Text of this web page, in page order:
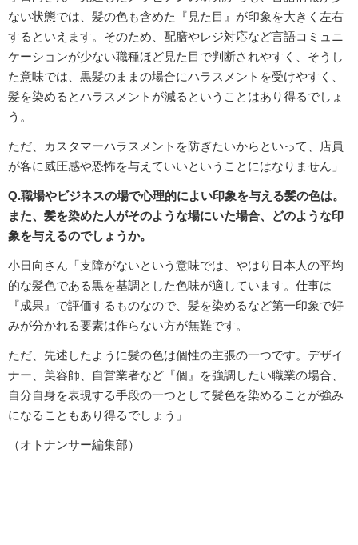
ない状態では、髪の色も含めた『見た目』が印象を大きく左右
するといえます。そのため、配膳やレジ対応など言語コミュニ
ケーションが少ない職種ほど見た目で判断されやすく、そうし
た意味では、黒髪のままの場合にハラスメントを受けやすく、
髪を染めるとハラスメントが減るということはあり得るでしょ
う。
ただ、カスタマーハラスメントを防ぎたいからといって、店員
が客に威圧感や恐怖を与えていいということにはなりません」
Q.職場やビジネスの場で心理的によい印象を与える髪の色は。
また、髪を染めた人がそのような場にいた場合、どのような印
象を与えるのでしょうか。
小日向さん「支障がないという意味では、やはり日本人の平均
的な髪色である黒を基調とした色味が適しています。仕事は
『成果』で評価するものなので、髪を染めるなど第一印象で好
みが分かれる要素は作らない方が無難です。
ただ、先述したように髪の色は個性の主張の一つです。デザイ
ナー、美容師、自営業者など『個』を強調したい職業の場合、
自分自身を表現する手段の一つとして髪色を染めることが強み
になることもあり得るでしょう」
（オトナンサー編集部）